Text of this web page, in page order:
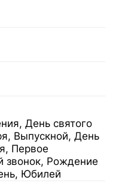
День святого
Выпускной, День
Первое
звонок, Рождение
Юбилей